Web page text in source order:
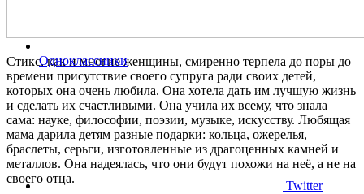
Стикс, как и многие женщины, смиренно терпела до поры до
времени присутствие своего супруга ради своих детей,
которых она очень любила. Она хотела дать им лучшую жизнь
и сделать их счастливыми. Она учила их всему, что знала
сама: науке, философии, поэзии, музыке, искусству. Любящая
мама дарила детям разные подарки: кольца, ожерелья,
браслеты, серьги, изготовленные из драгоценных камней и
металлов. Она надеялась, что они будут похожи на неё, а не на
своего отца.
Одноклассники
Twitter